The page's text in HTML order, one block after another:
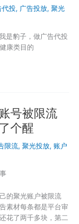
代投, 广告投放, 聚光
是豹子，做广告代投
康类目的
号被限流
个醒
限流, 聚光投放, 账户
的聚光账户被限流
素材每条都是平台审
花了两千多块，第二